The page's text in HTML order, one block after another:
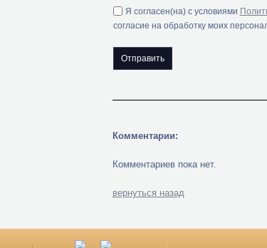
Я согласен(на) с условиями
согласие на обработку моих
Комментарии:
Комментариев пока нет.
вернуться назад